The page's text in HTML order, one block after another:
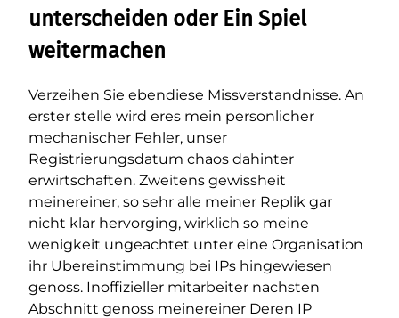
unterscheiden oder Ein Spiel
weitermachen
Verzeihen Sie ebendiese Missverstandnisse. An
erster stelle wird eres mein personlicher
mechanischer Fehler, unser
Registrierungsdatum chaos dahinter
erwirtschaften. Zweitens gewissheit
meinereiner, so sehr alle meiner Replik gar
nicht klar hervorging, wirklich so meine
wenigkeit ungeachtet unter eine Organisation
ihr Ubereinstimmung bei IPs hingewiesen
genoss. Inoffizieller mitarbeiter nachsten
Abschnitt genoss meinereiner Deren IP